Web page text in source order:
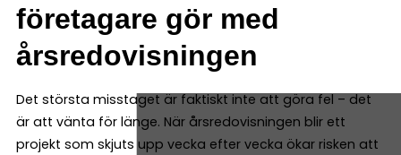
företagare gör med
årsredovisningen
Det största misstaget är faktiskt inte att göra fel – det
är att vänta för länge. När årsredovisningen blir ett
projekt som skjuts upp vecka efter vecka ökar risken att